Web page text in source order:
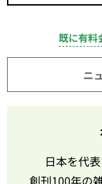
既に有料
ニ
日本を代
創刊100年の